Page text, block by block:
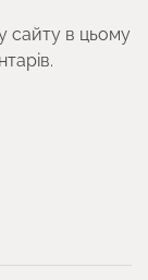
сайту в цьому